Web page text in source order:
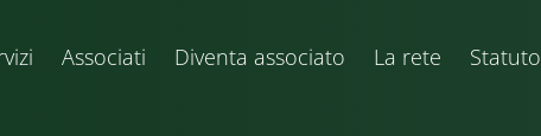
Associati Diventa associato La rete Statuto